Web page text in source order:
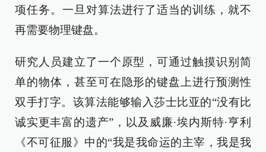
项任务。一旦对算法进行了适当的训练，就不
再需要物理键盘。
研究人员建立了一个原型，可通过触摸识别简
单的物体，甚至可在隐形的键盘上进行预测性
双手打字。该算法能够输入莎士比亚的“没有比
诚实更丰富的遗产”，以及威廉·埃内斯特·亨利
《不可征服》中的“我是我命运的主宰，我是我